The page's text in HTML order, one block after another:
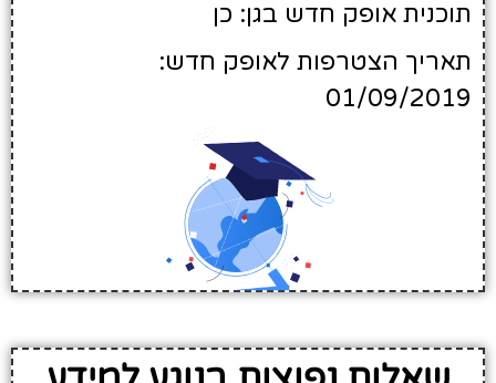
תוכנית אופק חדש בגן: כן
תאריך הצטרפות לאופק חדש:
01/09/2019